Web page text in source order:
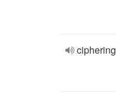
ciphering